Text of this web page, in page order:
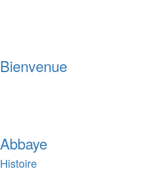
Bienvenue
Abbaye
Histoire